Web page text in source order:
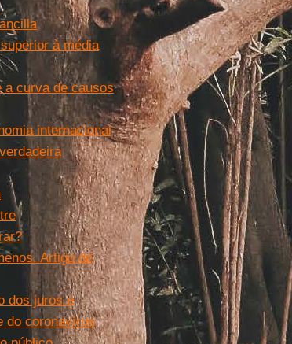
à média
a curva de causos
internacional
Artigo de
dos juros e
do coronavírus